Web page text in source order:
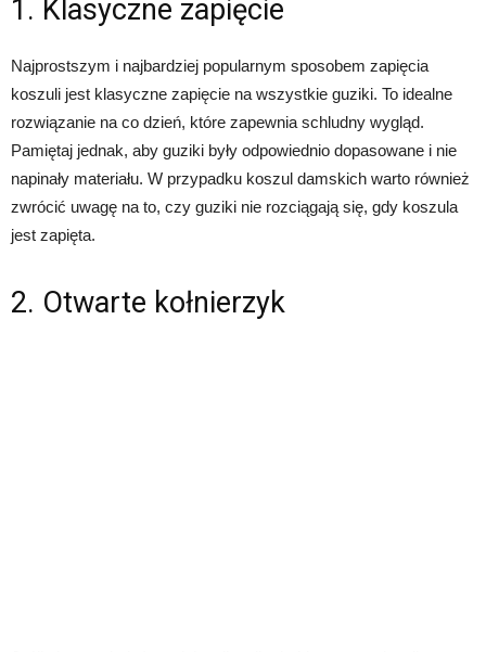
1. Klasyczne zapięcie
Najprostszym i najbardziej popularnym sposobem zapięcia
koszuli jest klasyczne zapięcie na wszystkie guziki. To idealne
rozwiązanie na co dzień, które zapewnia schludny wygląd.
Pamiętaj jednak, aby guziki były odpowiednio dopasowane i nie
napinały materiału. W przypadku koszul damskich warto również
zwrócić uwagę na to, czy guziki nie rozciągają się, gdy koszula
jest zapięta.
2. Otwarte kołnierzyk